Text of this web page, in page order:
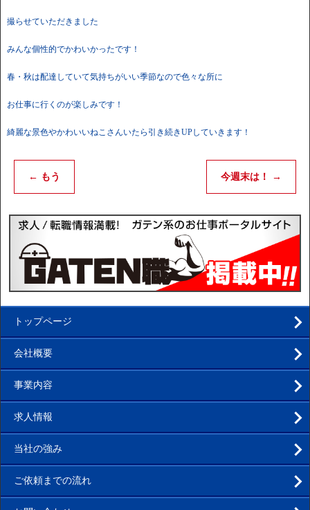
撮らせていただきました
みんな個性的でかわいかったです！
春・秋は配達していて気持ちがいい季節なので色々な所に
お仕事に行くのが楽しみです！
綺麗な景色やかわいいねこさんいたら引き続きUPしていきます！
← もう 今週末は！ →
トップページ
会社概要
事業内容
求人情報
当社の強み
ご依頼までの流れ